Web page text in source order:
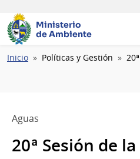
Ministerio
de Ambiente
Ruta
Inicio Políticas y Gestión
Aguas
20ª Sesión de